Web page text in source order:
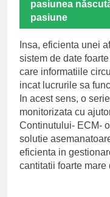
pasiunea
pasiune
Insa, eficienta unei
sistem de date
care informatiile
incat lucrurile sa
In acest sens, o
monitorizata cu
Continutului- ECM-
solutie
eficienta in
cantitatii foarte mare